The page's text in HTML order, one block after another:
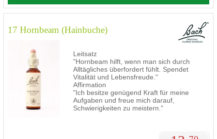
17 Hornbeam (Hainbuche)
Leitsatz
"Hornbeam hilft, wenn man sich durch
Alltägliches überfordert fühlt. Spendet
Vitalität und Lebensfreude."
Affirmation
"Ich besitze genügend Kraft für meine
Aufgaben und freue mich darauf,
Schwierigkeiten zu meistern."